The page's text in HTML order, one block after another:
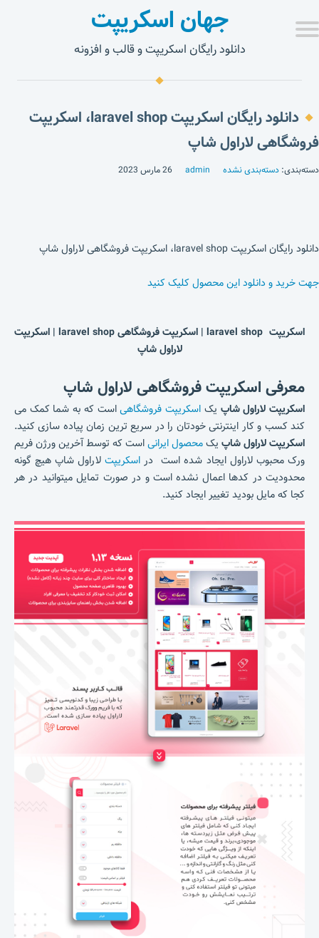
جهان اسکریپت
دانلود رایگان اسکریپت و قالب و افزونه
دانلود رایگان اسکریپت laravel shop، اسکریپت
فروشگاهی لاراول شاپ
دسته‌بندی: دسته‌بندی نشده admin 26 مارس 2023
دانلود رایگان اسکریپت laravel shop، اسکریپت فروشگاهی لاراول شاپ
جهت خرید و دانلود این محصول کلیک کنید
اسکریپت laravel shop | اسکریپت فروشگاهی laravel shop | اسکریپت
لاراول شاپ
معرفی اسکریپت فروشگاهی لاراول شاپ
اسکریپت لاراول شاپ یک اسکریپت فروشگاهیاست که به شما کمک می
کند کسب و کار اینترنتی خودتان را در سریع ترین زمان پیاده سازی کنید.
اسکریپت لاراول شاپ یکمحصول ایرانیاست که توسط آخرین ورژن فریم
ورک محبوب لاراول ایجاد شده است دراسکریپت لاراول شاپ هیچ گونه
محدودیت در کدها اعمال نشده است و در صورت تمایل میتوانید در هر
کجا که مایل بودید تغییر ایجاد کنید.